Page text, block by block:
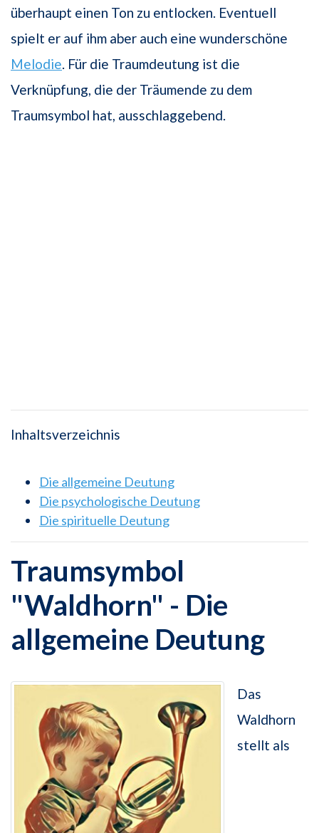
überhaupt einen Ton zu entlocken. Eventuell
spielt er auf ihm aber auch eine wunderschöne
Melodie. Für die Traumdeutung ist die
Verknüpfung, die der Träumende zu dem
Traumsymbol hat, ausschlaggebend.
Inhaltsverzeichnis
Die allgemeine Deutung
Die psychologische Deutung
Die spirituelle Deutung
Traumsymbol
"Waldhorn" - Die
allgemeine Deutung
Das
Waldhorn
stellt als